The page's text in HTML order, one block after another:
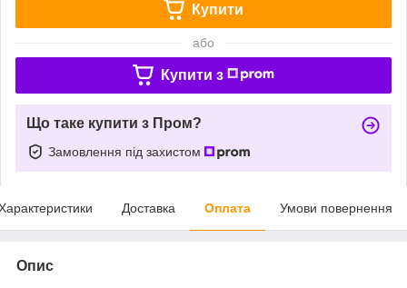
Купити
або
Купити з
Що таке купити з Пром?
Замовлення під захистом
Доставка Оплата Умови повернення
Опис